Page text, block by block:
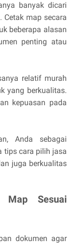
banyak dicari
Cetak map secara
beberapa alasan
penting atau
relatif murah
yang berkualitas.
kepuasan pada
Anda sebagai
tips cara pilih jasa
juga berkualitas
Map Sesuai
dokumen agar